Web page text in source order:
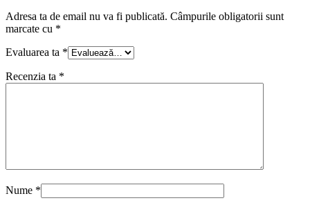
Adresa ta de email nu va fi publicată. Câmpurile obligatorii sunt
marcate cu *
Evaluarea ta *
Recenzia ta *
Nume *